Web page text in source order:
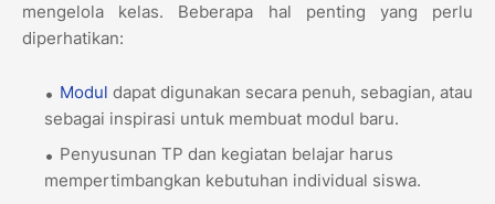
mengelola kelas. Beberapa hal penting yang perlu
diperhatikan:
Modul dapat digunakan secara penuh, sebagian, atau
sebagai inspirasi untuk membuat modul baru.
Penyusunan TP dan kegiatan belajar harus
mempertimbangkan kebutuhan individual siswa.